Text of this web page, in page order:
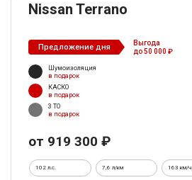
Nissan Terrano
Предложение дня
Выгода
до 50 000 ₽
Шумоизоляция
в подарок
КАСКО
в подарок
3 ТО
в подарок
от 919 300 ₽
102 л.с. 7,6 л/км 163 км/ч